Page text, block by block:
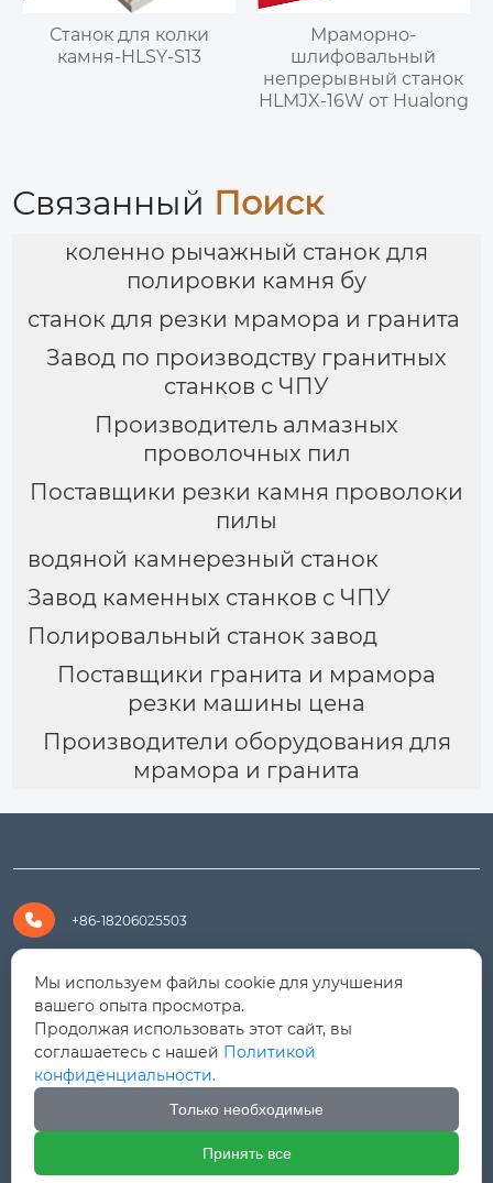
Станок для колки
камня-HLSY-S13
Мраморно-
шлифовальный
непрерывный станок
HLMJX-16W от Hualong
Связанный Поиск
коленно рычажный станок для
полировки камня бу
станок для резки мрамора и гранита
Завод по производству гранитных
станков с ЧПУ
Производитель алмазных
проволочных пил
Поставщики резки камня проволоки
пилы
водяной камнерезный станок
Завод каменных станков с ЧПУ
Полировальный станок завод
Поставщики гранита и мрамора
резки машины цена
Производители оборудования для
мрамора и гранита
 +86-18206025503
 +8618206025503
 yanali@hualongm.com

351144, Китай, пров.Фуцзянь, г. Путянь, район Личэн,
промышленная зона Хуанши

Мы используем файлы cookie для улучшения
вашего опыта просмотра.
Продолжая использовать этот сайт, вы
соглашаетесь с нашей Политикой
конфиденциальности.
Только необходимые
Принять все